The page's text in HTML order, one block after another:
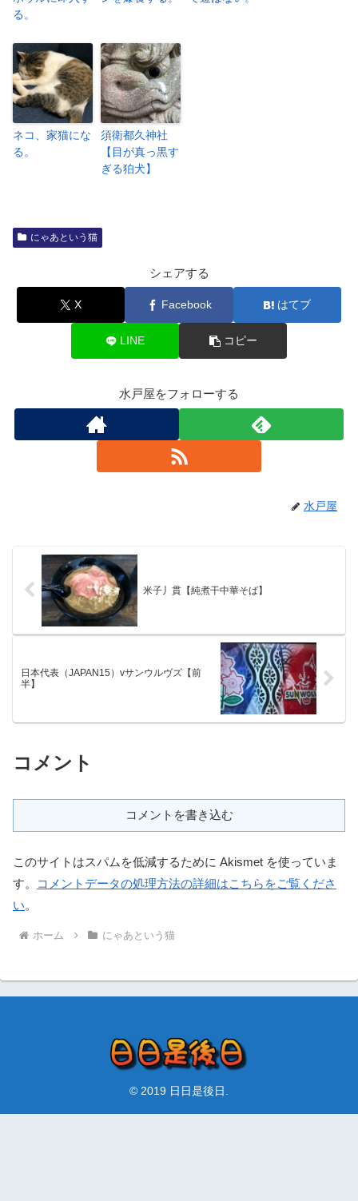
る。
ネコ、家猫にな
る。
須衛都久神社
【目が真っ黒す
ぎる狛犬】
にゃあという猫
シェアする
X Facebook はてブ
LINE コピー
水戸屋をフォローする
水戸屋
米子丿貫【純煮干中華そば】
日本代表（JAPAN15）vサンウルヴズ【前
半】
コメント
コメントを書き込む
このサイトはスパムを低減するために Akismet を使っていま
す。
コメントデータの処理方法の詳細はこちらをご覧くださ
い。
ホーム にゃあという猫
© 2019 日日是後日.